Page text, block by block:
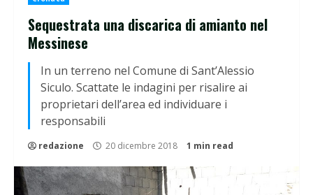
Sequestrata una discarica di amianto nel
Messinese
In un terreno nel Comune di Sant’Alessio
Siculo. Scattate le indagini per risalire ai
proprietari dell’area ed individuare i
responsabili
redazione 20 dicembre 2018 1 min read